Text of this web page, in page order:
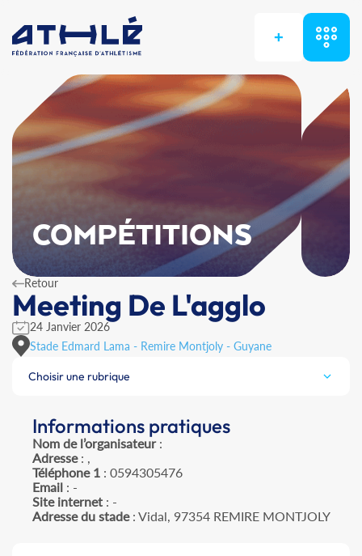
+
COMPÉTITIONS
Retour
Meeting De L'agglo
24 Janvier 2026
Stade Edmard Lama - Remire Montjoly - Guyane
Choisir une rubrique
Informations pratiques
Nom de l’organisateur:
Adresse: ,
Téléphone 1: 0594305476
Email: -
Site internet: -
Adresse du stade: Vidal, 97354 REMIRE MONTJOLY